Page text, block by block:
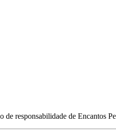
de responsabilidade de Encantos